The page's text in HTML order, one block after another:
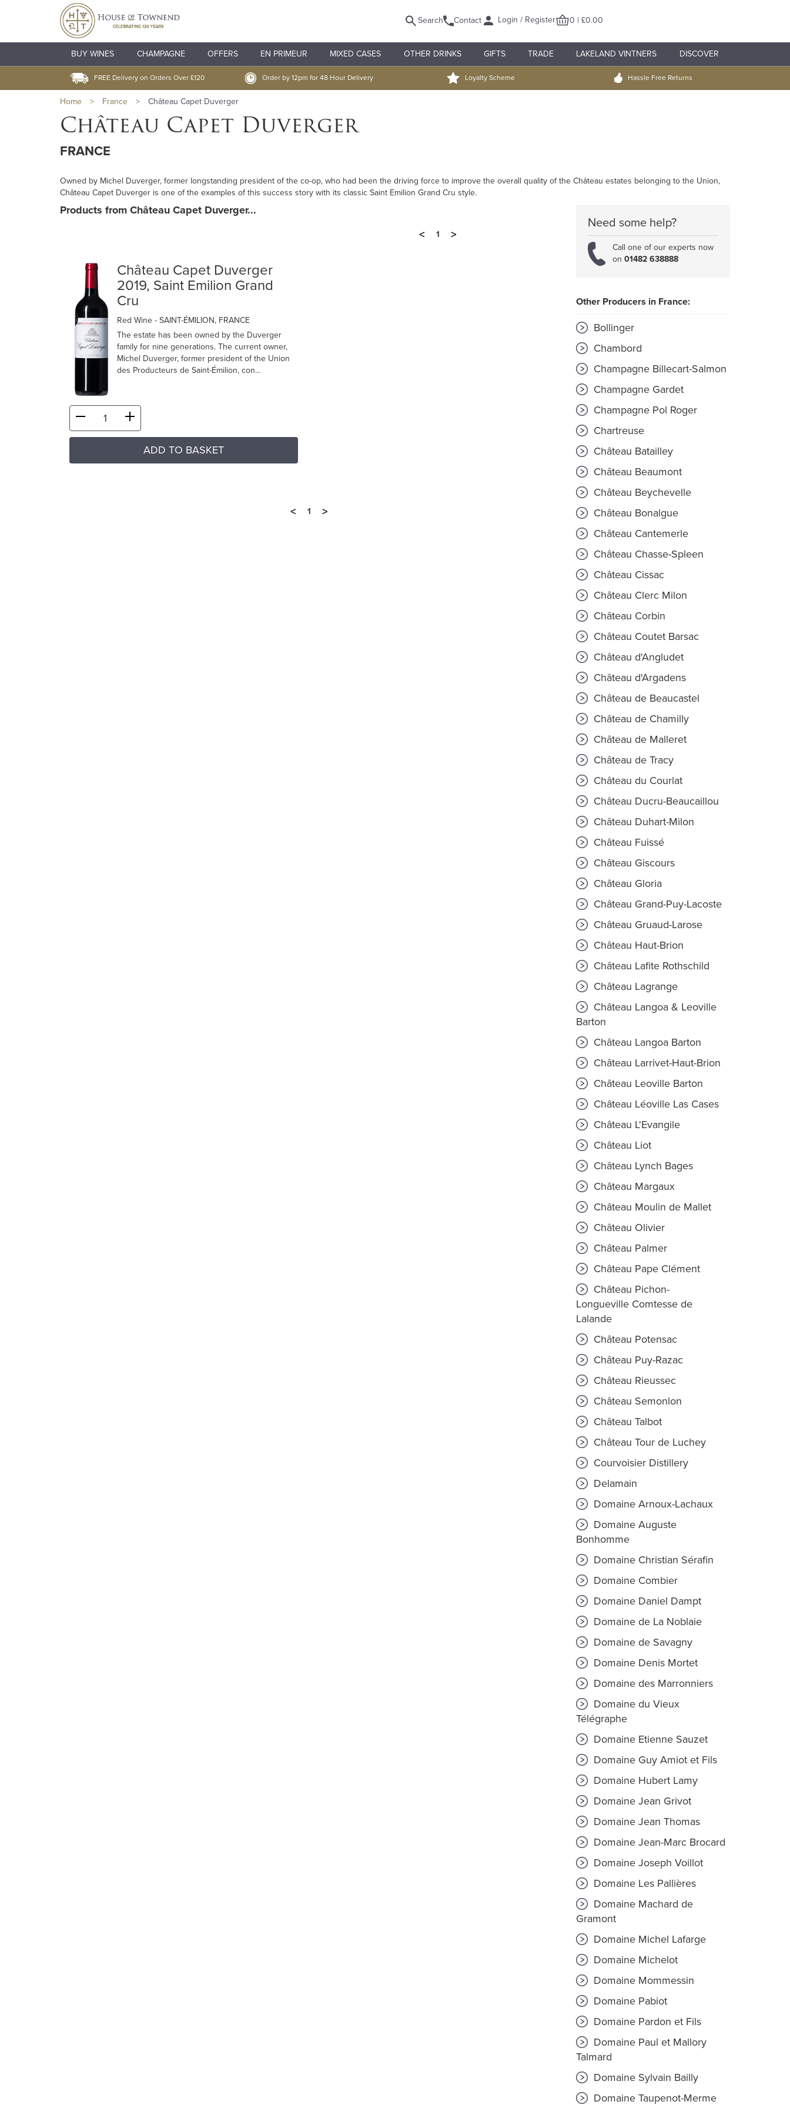
Search Contact Login / Register 0 | £0.00
BUY WINES CHAMPAGNE OFFERS EN PRIMEUR MIXED CASES OTHER DRINKS GIFTS TRADE LAKELAND VINTNERS DISCOVER
FREE Delivery on Orders Over £120 Order by 12pm for 48 Hour Delivery Loyalty Scheme Hassle Free Returns
Home > France > Château Capet Duverger
Château Capet Duverger
FRANCE
Owned by Michel Duverger, former longstanding president of the co-op, who had been the driving force to improve the overall quality of the Château estates belonging to the Union,
Château Capet Duverger is one of the examples of this success story with its classic Saint Emilion Grand Cru style.
Products from Château Capet Duverger...
<
1 >
Château Capet Duverger
2019, Saint Emilion Grand
Cru
Red Wine - SAINT-ÉMILION, FRANCE
The estate has been owned by the Duverger
family for nine generations. The current owner,
Michel Duverger, former president of the Union
des Producteurs de Saint-Émilion, con...
ADD TO BASKET
< 1 >
Need some help?
Call one of our experts now
on 01482 638888
Other Producers in France:
Bollinger
Chambord
Champagne Billecart-Salmon
Champagne Gardet
Champagne Pol Roger
Chartreuse
Château Batailley
Château Beaumont
Château Beychevelle
Château Bonalgue
Château Cantemerle
Château Chasse-Spleen
Château Cissac
Château Clerc Milon
Château Corbin
Château Coutet Barsac
Château d'Angludet
Château d'Argadens
Château de Beaucastel
Château de Chamilly
Château de Malleret
Château de Tracy
Château du Courlat
Château Ducru-Beaucaillou
Château Duhart-Milon
Château Fuissé
Château Giscours
Château Gloria
Château Grand-Puy-Lacoste
Château Gruaud-Larose
Château Haut-Brion
Château Lafite Rothschild
Château Lagrange
Château Langoa & Leoville
Barton
Château Langoa Barton
Château Larrivet-Haut-Brion
Château Leoville Barton
Château Léoville Las Cases
Château L'Evangile
Château Liot
Château Lynch Bages
Château Margaux
Château Moulin de Mallet
Château Olivier
Château Palmer
Château Pape Clément
Château Pichon-
Longueville Comtesse de
Lalande
Château Potensac
Château Puy-Razac
Château Rieussec
Château Semonlon
Château Talbot
Château Tour de Luchey
Courvoisier Distillery
Delamain
Domaine Arnoux-Lachaux
Domaine Auguste
Bonhomme
Domaine Christian Sérafin
Domaine Combier
Domaine Daniel Dampt
Domaine de La Noblaie
Domaine de Savagny
Domaine Denis Mortet
Domaine des Marronniers
Domaine du Vieux
Télégraphe
Domaine Etienne Sauzet
Domaine Guy Amiot et Fils
Domaine Hubert Lamy
Domaine Jean Grivot
Domaine Jean Thomas
Domaine Jean-Marc Brocard
Domaine Joseph Voillot
Domaine Les Pallières
Domaine Machard de
Gramont
Domaine Michel Lafarge
Domaine Michelot
Domaine Mommessin
Domaine Pabiot
Domaine Pardon et Fils
Domaine Paul et Mallory
Talmard
Domaine Sylvain Bailly
Domaine Taupenot-Merme